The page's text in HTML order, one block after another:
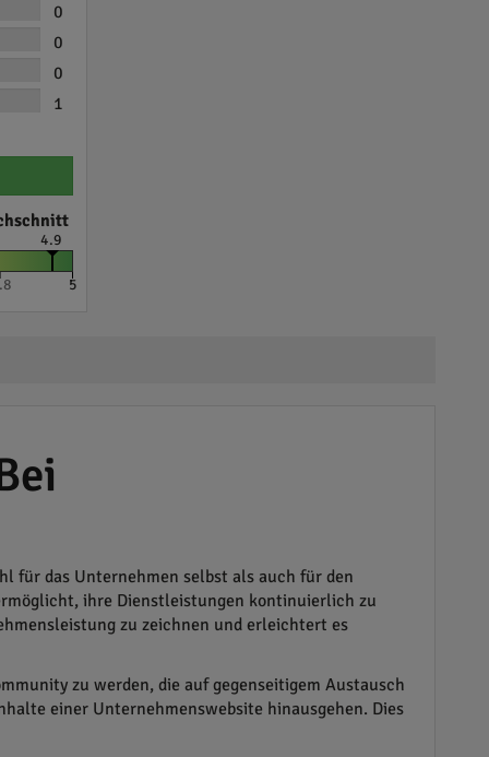
0
0
0
1
4.9
5
für das Unternehmen selbst als auch für den
ihre Dienstleistungen kontinuierlich zu
zu zeichnen und erleichtert es
zu werden, die auf gegenseitigem Austausch
einer Unternehmenswebsite hinausgehen. Dies